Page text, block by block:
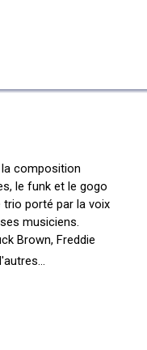
composition
le funk et le gogo
trio porté par la voix
musiciens.
Brown, Freddie